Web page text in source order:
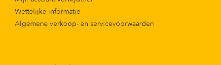
Wettelijke informatie
Algemene verkoop- en servicevoorwaarden